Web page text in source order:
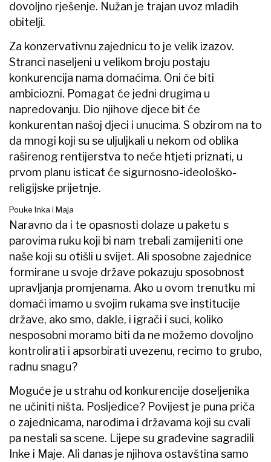
dovoljno rješenje. Nužan je trajan uvoz mladih
obitelji.
Za konzervativnu zajednicu to je velik izazov.
Stranci naseljeni u velikom broju postaju
konkurencija nama domaćima. Oni će biti
ambiciozni. Pomagat će jedni drugima u
napredovanju. Dio njihove djece bit će
konkurentan našoj djeci i unucima. S obzirom na to
da mnogi koji su se uljuljkali u nekom od oblika
raširenog rentijerstva to neće htjeti priznati, u
prvom planu isticat će sigurnosno-ideološko-
religijske prijetnje.
Pouke Inka i Maja
Naravno da i te opasnosti dolaze u paketu s
parovima ruku koji bi nam trebali zamijeniti one
naše koji su otišli u svijet. Ali sposobne zajednice
formirane u svoje države pokazuju sposobnost
upravljanja promjenama. Ako u ovom trenutku mi
domaći imamo u svojim rukama sve institucije
države, ako smo, dakle, i igrači i suci, koliko
nesposobni moramo biti da ne možemo dovoljno
kontrolirati i apsorbirati uvezenu, recimo to grubo,
radnu snagu?
Moguće je u strahu od konkurencije doseljenika
ne učiniti ništa. Posljedice? Povijest je puna priča
o zajednicama, narodima i državama koji su cvali
pa nestali sa scene. Lijepe su građevine sagradili
Inke i Maje. Ali danas je njihova ostavština samo